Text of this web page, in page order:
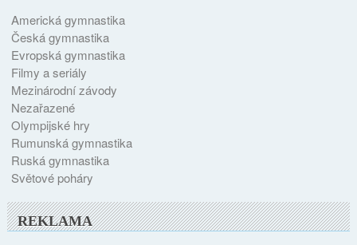
Americká gymnastika
Česká gymnastika
Evropská gymnastika
Filmy a seriály
Mezinárodní závody
Nezařazené
Olympijské hry
Rumunská gymnastika
Ruská gymnastika
Světové poháry
REKLAMA